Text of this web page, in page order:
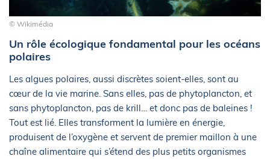
© Wikimédia
Un rôle écologique fondamental pour les océans
polaires
Les algues polaires, aussi discrètes soient-elles, sont au
cœur de la vie marine. Sans elles, pas de phytoplancton, et
sans phytoplancton, pas de krill… et donc pas de baleines !
Tout est lié. Elles transforment la lumière en énergie,
produisent de l’oxygène et servent de premier maillon à une
chaîne alimentaire qui s’étend des plus petits organismes